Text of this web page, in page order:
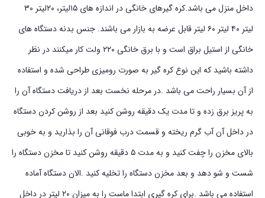
داخل منزل می باشد.کره گیرهای خانگی در اندازه های ۱۵لیتر، ۲۰لیتر ۳۰
لیتر ۴۰ لیتر ۶۰ لیتر قابل عرضه به بازار می باشند. جنس بدنه دستگاه های
خانگی از استیل براق است و با برق خانگی ۲۲۰ ولت کار میکنند در نظر
داشته باشید که این نوع کره گیر به صورت رومیزی طراحی شده و استفاده
از آن بسیار راحت می باشد .در مرحله نخست بعد از دریافت دستگاه آن را
به پریز برق زده و تا مدت یک دقیقه روشن کنید بعد از روشن کردن دستگاه
در داخل آن آب گرم ریخته و قسمت درب فوقانی آن را بذارید و به خوبی
بالای مخزن را چفت کنید و به مدت ۵ دقیقه روشن کنید تا مخزن دستگاه را
شست و شو دهد و بعد مخزن دستگاه را تخلیه کنید .الان دستگاه آماده
استفاده می باشد .برای کره گیری ابتدا ماست را به میزان ۲۰ لیتر در داخل